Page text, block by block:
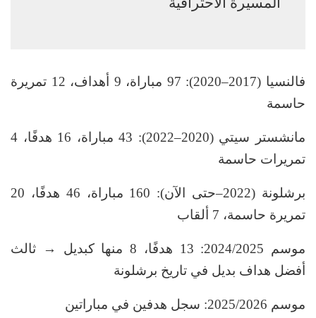
فالنسيا (2017–2020): 97 مباراة، 9 أهداف، 12 تمريرة
حاسمة
مانشستر سيتي (2020–2022): 43 مباراة، 16 هدفًا، 4
تمريرات حاسمة
برشلونة (2022–حتى الآن): 160 مباراة، 46 هدفًا، 20
تمريرة حاسمة، 7 ألقاب
موسم 2024/2025: 13 هدفًا، 8 منها كبديل → ثالث
أفضل هداف بديل في تاريخ برشلونة
موسم 2025/2026: سجل هدفين في مباراتين